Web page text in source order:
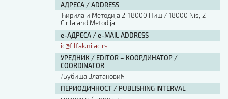
АДРЕСА / ADDRESS
Ћирила и Методија 2, 18000 Ниш / 18000 Nis, 2
Cirila and Metodija
е-АДРЕСА / e-MAIL ADDRESS
ic@filfak.ni.ac.rs
УРЕДНИК / EDITOR – КООРДИНАТОР /
COORDINATOR
Љубиша Златановић
ПЕРИОДИЧНОСТ / PUBLISHING INTERVAL